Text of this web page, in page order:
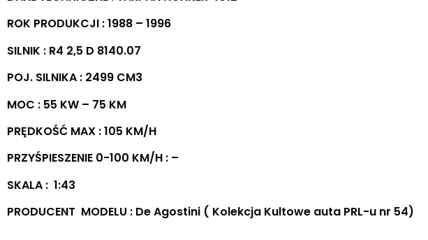
ROK PRODUKCJI : 1988 – 1996
SILNIK : R4 2,5 D 8140.07
POJ. SILNIKA : 2499 CM3
MOC : 55 KW – 75 KM
PRĘDKOŚĆ MAX : 105 KM/H
PRZYŚPIESZENIE 0-100 KM/H : –
SKALA : 1:43
PRODUCENT MODELU : De Agostini ( Kolekcja Kultowe auta PRL-u nr 54)